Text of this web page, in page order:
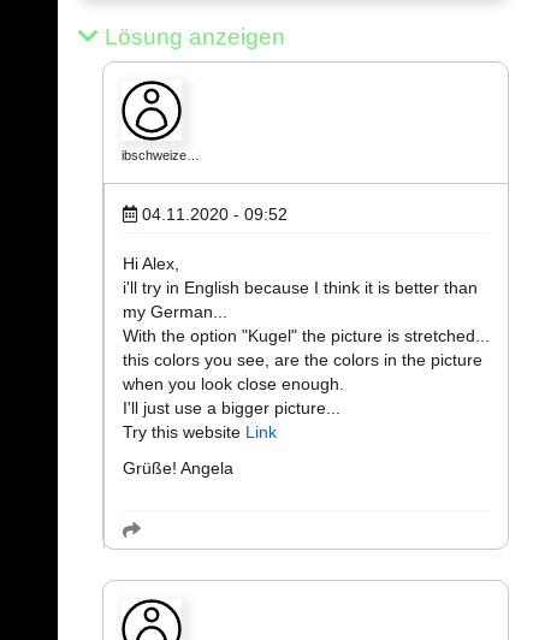
Lösung anzeigen
ibschweize…
04.11.2020 - 09:52
Hi Alex,
i'll try in English because I think it is better than
my German...
With the option "Kugel" the picture is stretched...
this colors you see, are the colors in the picture
when you look close enough.
I'll just use a bigger picture...
Try this website Link
Grüße! Angela